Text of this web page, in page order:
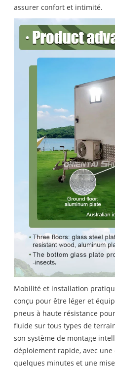
assurer confort et intimité.
Mobilité et installation
conçu pour être léger et
pneus à haute résistance
fluide sur tous types de
son système de montage
déploiement rapide, avec
quelques minutes et une